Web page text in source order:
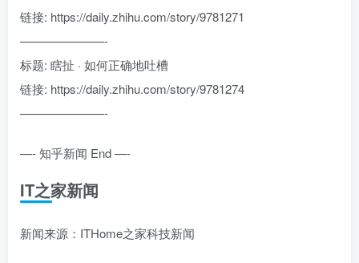
链接: https://daily.zhihu.com/story/9781271
———————-
标题: 瞎扯 · 如何正确地吐槽
链接: https://daily.zhihu.com/story/9781274
———————-
—- 知乎新闻 End —-
IT之家新闻
新闻来源：ITHome之家科技新闻